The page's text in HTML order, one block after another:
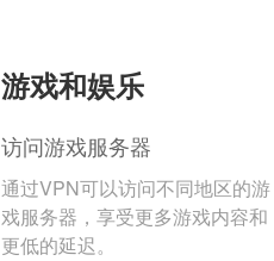
游戏和娱乐
访问游戏服务器
通过VPN可以访问不同地区的游
戏服务器，享受更多游戏内容和
更低的延迟。